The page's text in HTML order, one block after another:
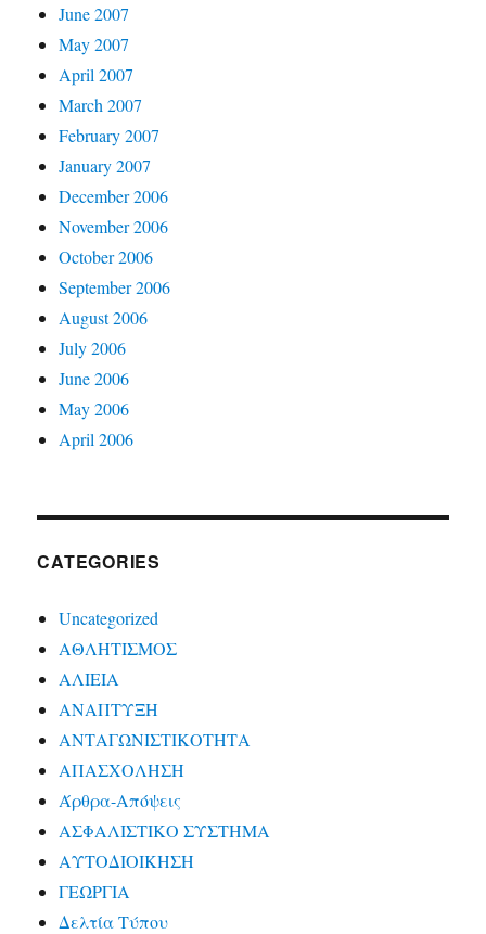
June 2007
May 2007
April 2007
March 2007
February 2007
January 2007
December 2006
November 2006
October 2006
September 2006
August 2006
July 2006
June 2006
May 2006
April 2006
CATEGORIES
Uncategorized
ΑΘΛΗΤΙΣΜΟΣ
ΑΛΙΕΙΑ
ΑΝΑΠΤΥΞΗ
ΑΝΤΑΓΩΝΙΣΤΙΚΟΤΗΤΑ
ΑΠΑΣΧΟΛΗΣΗ
Άρθρα-Απόψεις
ΑΣΦΑΛΙΣΤΙΚΟ ΣΥΣΤΗΜΑ
ΑΥΤΟΔΙΟΙΚΗΣΗ
ΓΕΩΡΓΙΑ
Δελτία Τύπου